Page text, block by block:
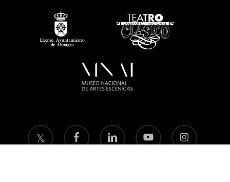
twitter facebook linkedin youtube instagram